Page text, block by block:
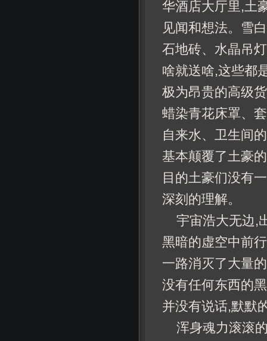
华酒店大厅里,土
见闻和想法。雪
石地砖、水晶吊
啥就送啥,这些都
极为昂贵的高级
蜡染青花床罩、
自来水、卫生间
基本颠覆了土豪
目的土豪们没有
深刻的理解。
宇宙浩大无边,
黑暗的虚空中前
一路消灭了大量
没有任何东西的
并没有说话,默默
浑身魂力滚滚